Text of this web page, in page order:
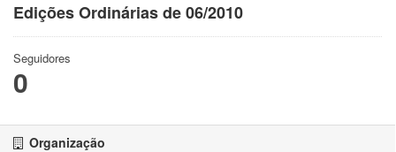
Edições Ordinárias de 06/2010
Seguidores
0
Organização